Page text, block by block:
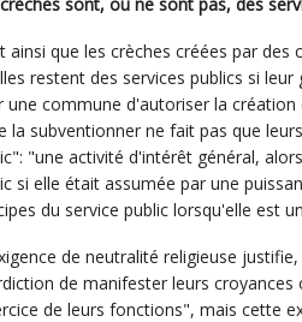
ainsi que les crèches créées par
restent des services publics si
une commune d'autoriser la
la subventionner ne fait pas que
"une activité d'intérêt général,
si elle était assumée par une
du service public lorsqu'elle est
de neutralité religieuse
de manifester leurs
de leurs fonctions", mais cette